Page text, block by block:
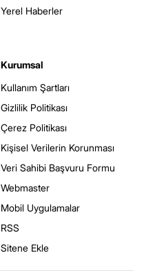
Yerel Haberler
Kurumsal
Kullanım Şartları
Gizlilik Politikası
Çerez Politikası
Kişisel Verilerin Korunması
Veri Sahibi Başvuru Formu
Webmaster
Mobil Uygulamalar
RSS
Sitene Ekle